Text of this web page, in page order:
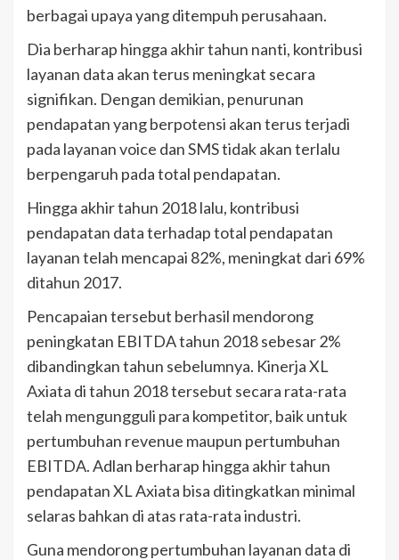
berbagai upaya yang ditempuh perusahaan.
Dia berharap hingga akhir tahun nanti, kontribusi
layanan data akan terus meningkat secara
signifikan. Dengan demikian, penurunan
pendapatan yang berpotensi akan terus terjadi
pada layanan voice dan SMS tidak akan terlalu
berpengaruh pada total pendapatan.
Hingga akhir tahun 2018 lalu, kontribusi
pendapatan data terhadap total pendapatan
layanan telah mencapai 82%, meningkat dari 69%
ditahun 2017.
Pencapaian tersebut berhasil mendorong
peningkatan EBITDA tahun 2018 sebesar 2%
dibandingkan tahun sebelumnya. Kinerja XL
Axiata di tahun 2018 tersebut secara rata-rata
telah mengungguli para kompetitor, baik untuk
pertumbuhan revenue maupun pertumbuhan
EBITDA. Adlan berharap hingga akhir tahun
pendapatan XL Axiata bisa ditingkatkan minimal
selaras bahkan di atas rata-rata industri.
Guna mendorong pertumbuhan layanan data di